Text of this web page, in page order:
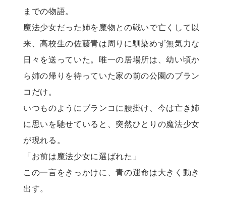
までの物語。
魔法少女だった姉を魔物との戦いで亡くして以
来、高校生の佐藤青は周りに馴染めず無気力な
日々を送っていた。唯一の居場所は、幼い頃か
ら姉の帰りを待っていた家の前の公園のブラン
コだけ。
いつものようにブランコに腰掛け、今は亡き姉
に思いを馳せていると、突然ひとりの魔法少女
が現れる。
「お前は魔法少女に選ばれた」
この一言をきっかけに、青の運命は大きく動き
出す。